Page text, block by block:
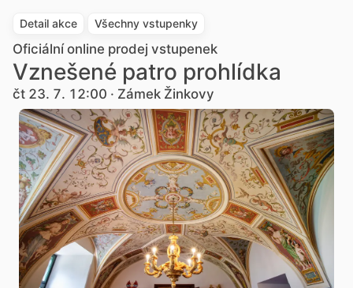
Detail akce Všechny vstupenky
Oficiální online prodej vstupenek
Vznešené patro prohlídka
čt 23. 7. 12:00 · Zámek Žinkovy